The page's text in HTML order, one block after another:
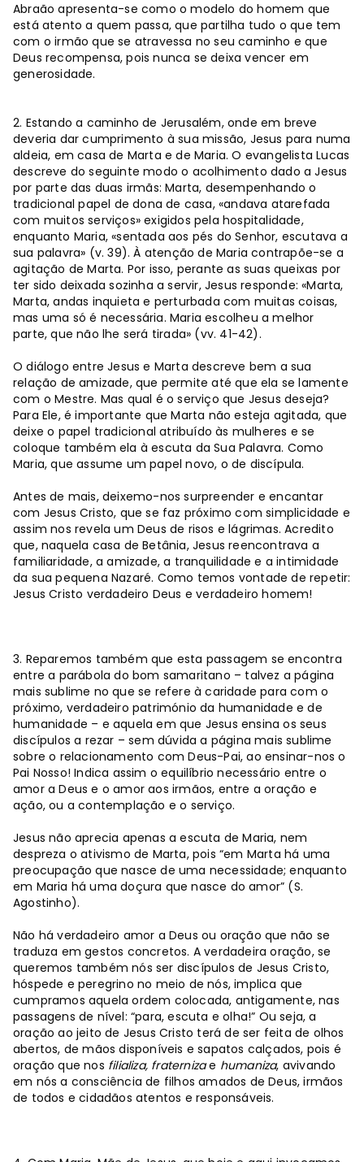
Abraão apresenta-se como o modelo do homem que
está atento a quem passa, que partilha tudo o que tem
com o irmão que se atravessa no seu caminho e que
Deus recompensa, pois nunca se deixa vencer em
generosidade.
2. Estando a caminho de Jerusalém, onde em breve
deveria dar cumprimento à sua missão, Jesus para numa
aldeia, em casa de Marta e de Maria. O evangelista Lucas
descreve do seguinte modo o acolhimento dado a Jesus
por parte das duas irmãs: Marta, desempenhando o
tradicional papel de dona de casa, «andava atarefada
com muitos serviços» exigidos pela hospitalidade,
enquanto Maria, «sentada aos pés do Senhor, escutava a
sua palavra» (v. 39). À atenção de Maria contrapõe-se a
agitação de Marta. Por isso, perante as suas queixas por
ter sido deixada sozinha a servir, Jesus responde: «Marta,
Marta, andas inquieta e perturbada com muitas coisas,
mas uma só é necessária. Maria escolheu a melhor
parte, que não lhe será tirada» (vv. 41-42).
O diálogo entre Jesus e Marta descreve bem a sua
relação de amizade, que permite até que ela se lamente
com o Mestre. Mas qual é o serviço que Jesus deseja?
Para Ele, é importante que Marta não esteja agitada, que
deixe o papel tradicional atribuído às mulheres e se
coloque também ela à escuta da Sua Palavra. Como
Maria, que assume um papel novo, o de discípula.
Antes de mais, deixemo-nos surpreender e encantar
com Jesus Cristo, que se faz próximo com simplicidade e
assim nos revela um Deus de risos e lágrimas. Acredito
que, naquela casa de Betânia, Jesus reencontrava a
familiaridade, a amizade, a tranquilidade e a intimidade
da sua pequena Nazaré. Como temos vontade de repetir:
Jesus Cristo verdadeiro Deus e verdadeiro homem!
3. Reparemos também que esta passagem se encontra
entre a parábola do bom samaritano – talvez a página
mais sublime no que se refere à caridade para com o
próximo, verdadeiro património da humanidade e de
humanidade – e aquela em que Jesus ensina os seus
discípulos a rezar – sem dúvida a página mais sublime
sobre o relacionamento com Deus-Pai, ao ensinar-nos o
Pai Nosso! Indica assim o equilíbrio necessário entre o
amor a Deus e o amor aos irmãos, entre a oração e
ação, ou a contemplação e o serviço.
Jesus não aprecia apenas a escuta de Maria, nem
despreza o ativismo de Marta, pois “em Marta há uma
preocupação que nasce de uma necessidade; enquanto
em Maria há uma doçura que nasce do amor” (S.
Agostinho).
Não há verdadeiro amor a Deus ou oração que não se
traduza em gestos concretos. A verdadeira oração, se
queremos também nós ser discípulos de Jesus Cristo,
hóspede e peregrino no meio de nós, implica que
cumpramos aquela ordem colocada, antigamente, nas
passagens de nível: “para, escuta e olha!” Ou seja, a
oração ao jeito de Jesus Cristo terá de ser feita de olhos
abertos, de mãos disponíveis e sapatos calçados, pois é
oração que nos filializa, fraternizae humaniza, avivando
em nós a consciência de filhos amados de Deus, irmãos
de todos e cidadãos atentos e responsáveis.